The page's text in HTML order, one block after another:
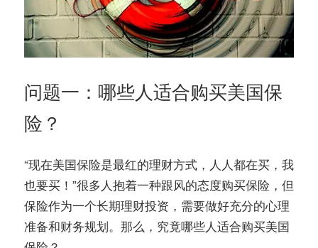
问题一：哪些人适合购买美国保
险？
“现在美国保险是最红的理财方式，人人都在买，我
也要买！”很多人抱着一种跟风的态度购买保险，但
保险作为一个长期理财投资，需要做好充分的心理
准备和财务规划。那么，究竟哪些人适合购买美国